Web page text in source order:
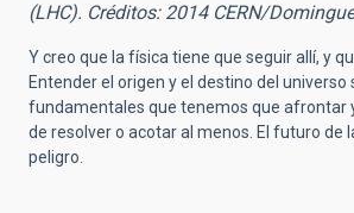
(LHC). Créditos: 2014 CERN/
Y creo que la física tiene que seguir allí, y
Entender el origen y el destino del universo
fundamentales que tenemos que afrontar
de resolver o acotar al menos. El futuro de
peligro.